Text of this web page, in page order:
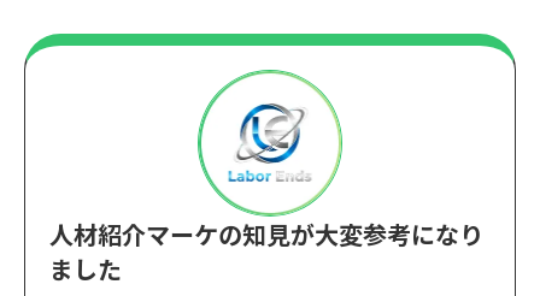
人材紹介マーケの知見が大変参考になり
ました